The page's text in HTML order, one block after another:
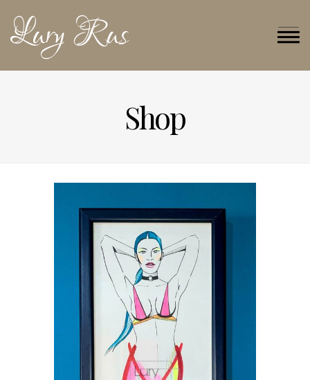
Lury Rus
Shop